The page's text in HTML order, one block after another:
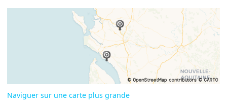
Naviguer sur une carte plus grande